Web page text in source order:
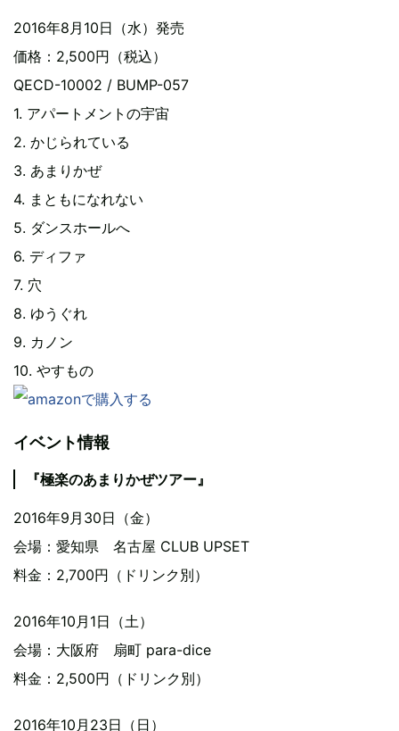
2016年8月10日（水）発売
価格：2,500円（税込）
QECD-10002 / BUMP-057
1. アパートメントの宇宙
2. かじられている
3. あまりかぜ
4. まともになれない
5. ダンスホールへ
6. ディファ
7. 穴
8. ゆうぐれ
9. カノン
10. やすもの
イベント情報
『極楽のあまりかぜツアー』
2016年9月30日（金）
会場：愛知県 名古屋 CLUB UPSET
料金：2,700円（ドリンク別）
2016年10月1日（土）
会場：大阪府 扇町 para-dice
料金：2,500円（ドリンク別）
2016年10月23日（日）